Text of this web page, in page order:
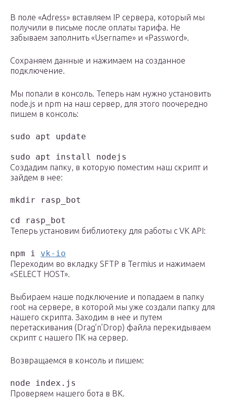
В поле «Adress» вставляем IP сервера, который мы
получили в письме после оплаты тарифа. Не
забываем заполнить «Username» и «Password».
Сохраняем данные и нажимаем на созданное
подключение.
Мы попали в консоль. Теперь нам нужно установить
node.js и npm на наш сервер, для этого поочередно
пишем в консоль:
sudo apt update
sudo apt install nodejs
Создадим папку, в которую поместим наш скрипт и
зайдем в нее:
mkdir rasp_bot
cd rasp_bot
Теперь установим библиотеку для работы с VK API:
npm i vk-io
Переходим во вкладку SFTP в Termius и нажимаем
«SELECT HOST».
Выбираем наше подключение и попадаем в папку
root на сервере, в которой мы уже создали папку для
нашего скрипта. Заходим в нее и путем
перетаскивания (Drag’n’Drop) файла перекидываем
скрипт с нашего ПК на сервер.
Возвращаемся в консоль и пишем:
node index.js
Проверяем нашего бота в ВК.